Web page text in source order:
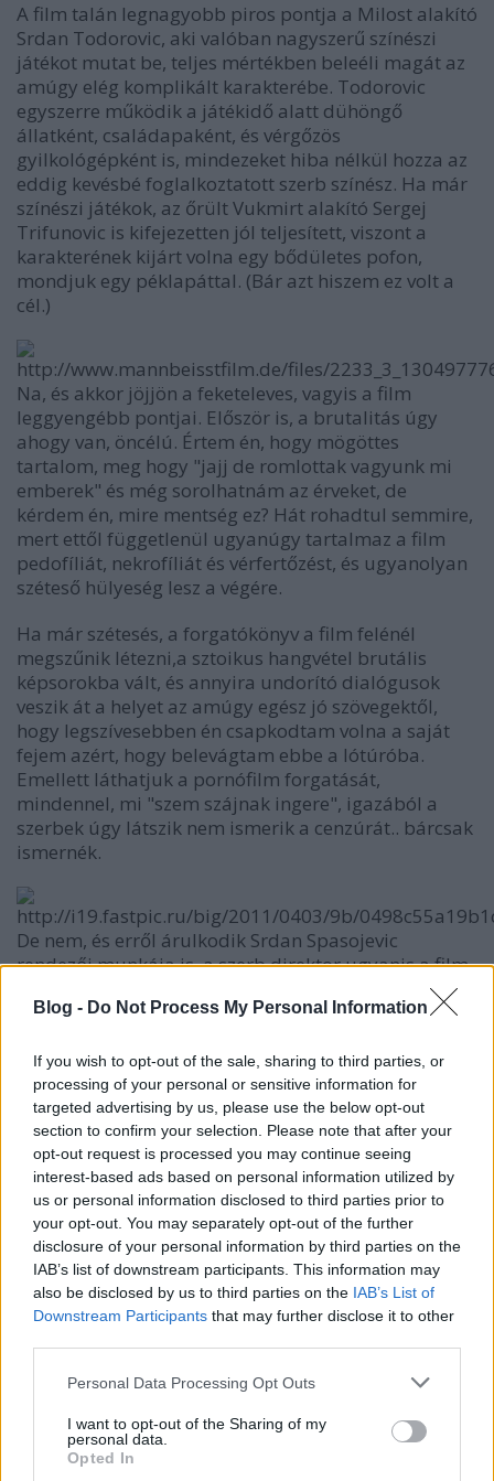
Blog - Do Not Process My Personal Information
If you wish to opt-out of the sale, sharing to third parties, or
processing of your personal or sensitive information for
targeted advertising by us, please use the below opt-out
section to confirm your selection. Please note that after your
opt-out request is processed you may continue seeing
interest-based ads based on personal information utilized by
us or personal information disclosed to third parties prior to
your opt-out. You may separately opt-out of the further
disclosure of your personal information by third parties on the
IAB’s list of downstream participants. This information may
also be disclosed by us to third parties on the IAB’s List of
Downstream Participants that may further disclose it to other
Please note that this website/app uses one or more Google
not limited to your visit or usage behaviour. You may click to
grant or deny consent to Google and its third-party tags to
use your data for below specified purposes in below Google
Personal Data Processing Opt Outs
I want to opt-out of the Sharing of my
personal data.
Opted In
A film talán legnagyobb piros pontja a Milost alakító
Srdan Todorovic, aki valóban nagyszerű színészi
játékot mutat be, teljes mértékben beleéli magát az
amúgy elég komplikált karakterébe. Todorovic
egyszerre működik a játékidő alatt dühöngő
állatként, családapaként, és vérgőzös
gyilkológépként is, mindezeket hiba nélkül hozza az
eddig kevésbé foglalkoztatott szerb színész. Ha már
színészi játékok, az őrült Vukmirt alakító Sergej
Trifunovic is kifejezetten jól teljesített, viszont a
karakterének kijárt volna egy bődületes pofon,
mondjuk egy péklapáttal. (Bár azt hiszem ez volt a
cél.)
Na, és akkor jöjjön a feketeleves, vagyis a film
leggyengébb pontjai. Először is, a brutalitás úgy
ahogy van, öncélú. Értem én, hogy mögöttes
tartalom, meg hogy "jajj de romlottak vagyunk mi
emberek" és még sorolhatnám az érveket, de
kérdem én, mire mentség ez? Hát rohadtul semmire,
mert ettől függetlenül ugyanúgy tartalmaz a film
pedofíliát, nekrofíliát és vérfertőzést, és ugyanolyan
széteső hülyeség lesz a végére.
Ha már szétesés, a forgatókönyv a film felénél
megszűnik létezni,a sztoikus hangvétel brutális
képsorokba vált, és annyira undorító dialógusok
veszik át a helyet az amúgy egész jó szövegektől,
hogy legszívesebben én csapkodtam volna a saját
fejem azért, hogy belevágtam ebbe a lótúróba.
Emellett láthatjuk a pornófilm forgatását,
mindennel, mi "szem szájnak ingere", igazából a
szerbek úgy látszik nem ismerik a cenzúrát.. bárcsak
ismernék.
De nem, és erről árulkodik Srdan Spasojevic
rendezői munkája is, a szerb direktor ugyanis a film
felénél kiereszti a gyeplőt a kezei közül, és az ott
elindított erőszakhullám olyan méreteket ölt, amely
brutalitással is úgy bánik, mint Pistike a játékaival,
az agresszió a film végére elbagatelizálódik , amely
elképesztő felelőtlenség, ha pont ezzel kapcsolatban
akar valaki levonni konklúziót a saját "művéből".
Ne értsetek félre, én nem vitatom el a film
"érdemeit", de azok valahogy eltörpülnek a méretes
hibák mellett. Olvastam már sok helyen, hogy a
Szerb film technikailag kifogásolhatatlan, ez valóban
így van.. de kérdem én: Minek ez nekünk? Mi a
szarért van szüksége az emberiségnek egy ilyen
csapzott filmre, amely minden etikai határt átlép, a
végére pedig öncélúak nevet magán, hogy "igen, ezt
is megcsináltam." !? Viszont ami adott, az a
mondanivaló, és az valóban helytálló, mondhatni
sajnos. Büdös ez a világ, a mai fiatalság nagy része
lelkileg undorító, a kegyetlenség pedig a
legelburjánzottabb dolog a Földön. Viszont ez nem